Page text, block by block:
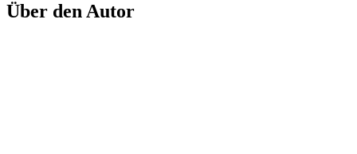
Über den Autor